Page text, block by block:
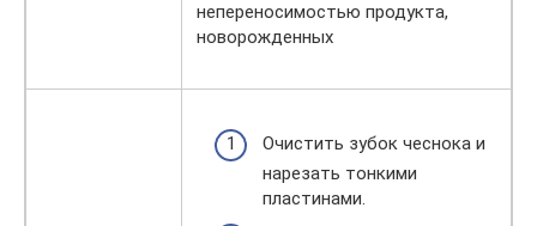
непереносимостью продукта,
новорожденных
Очистить зубок чеснока и
нарезать тонкими
пластинами.